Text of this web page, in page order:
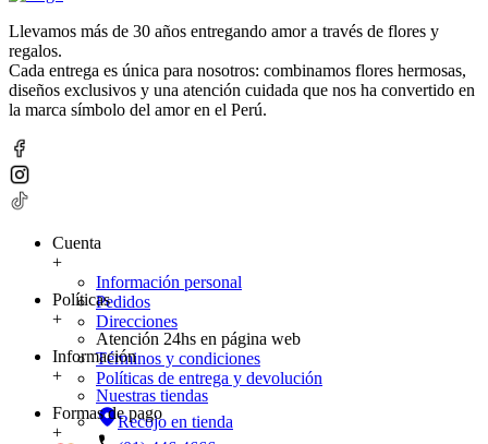
Llevamos más de 30 años entregando amor a través de flores y
regalos.
Cada entrega es única para nosotros: combinamos flores hermosas,
diseños exclusivos y una atención cuidada que nos ha convertido en
la marca símbolo del amor en el Perú.
Cuenta
+
Información personal
Pedidos
Direcciones
Políticas
+
Atención 24hs en página web
Términos y condiciones
Políticas de entrega y devolución
Información
+
Nuestras tiendas
Recojo en tienda
Formas de pago
+